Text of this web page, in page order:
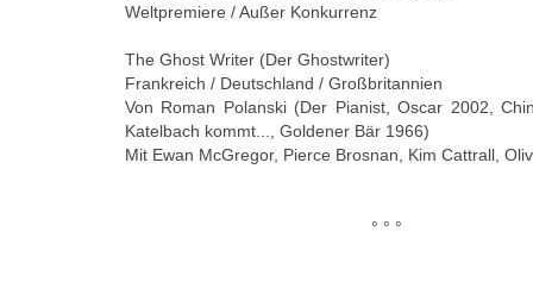
Weltpremiere / Außer Konkurrenz
The Ghost Writer (Der Ghostwriter)
Frankreich / Deutschland / Großbritannien
Von Roman Polanski (Der Pianist, Oscar 2002,
Katelbach kommt..., Goldener Bär 1966)
Mit Ewan McGregor, Pierce Brosnan, Kim Cattrall,
° ° °